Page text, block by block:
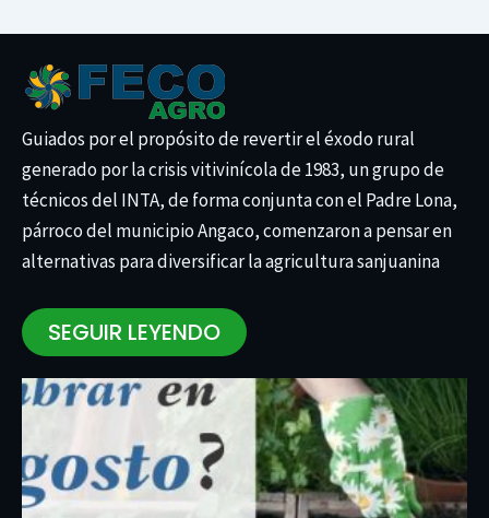
Guiados por el propósito de revertir el éxodo rural
generado por la crisis vitivinícola de 1983, un grupo de
técnicos del INTA, de forma conjunta con el Padre Lona,
párroco del municipio Angaco, comenzaron a pensar en
alternativas para diversificar la agricultura sanjuanina
SEGUIR LEYENDO